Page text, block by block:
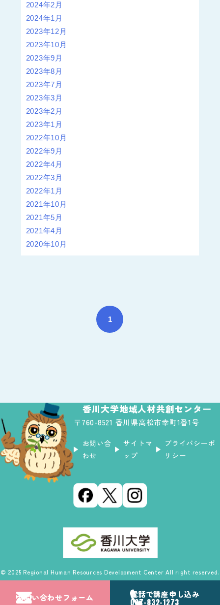
2024年2月
2024年1月
2023年12月
2023年10月
2023年9月
2023年8月
2023年7月
2023年3月
2023年2月
2023年1月
2022年10月
2022年9月
2022年4月
2022年3月
2022年1月
2021年10月
2021年5月
2021年4月
2020年10月
1
香川大学地域人材共創センター
〒760-8521 香川県高松市幸町1番1号
お問い合
わせ
サイトマ
ップ
プライバシーポ
リシー
© 2025 Regional Human Resources Development Center All right reserved.
お問い合わせフォーム 電話で講座申し込み
087-832-1273